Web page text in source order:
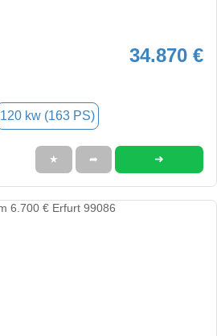
34.870 €
120 kw (163 PS)
★ ➦ ➜